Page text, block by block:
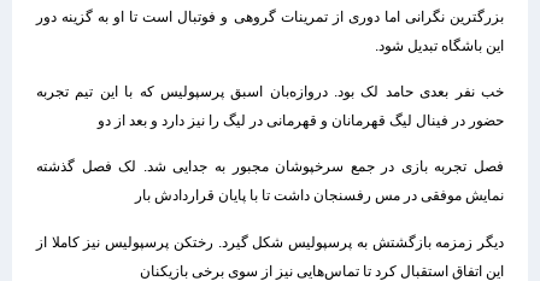
بزرگترین نگرانی اما دوری از تمرینات گروهی و فوتبال است تا او به گزینه دور
این باشگاه تبدیل شود.
خب نفر بعدی حامد لک بود. دروازه‌بان اسبق پرسپولیس که با این تیم تجربه
حضور در فینال لیگ قهرمانان و قهرمانی در لیگ را نیز دارد و بعد از دو
فصل تجربه بازی در جمع سرخپوشان مجبور به جدایی شد. لک فصل گذشته
نمایش موفقی در مس رفسنجان داشت تا با پایان قراردادش بار
دیگر زمزمه بازگشتش به پرسپولیس شکل گیرد. رختکن پرسپولیس نیز کاملا از
این اتفاق استقبال کرد تا تماس‌هایی نیز از سوی برخی بازیکنان